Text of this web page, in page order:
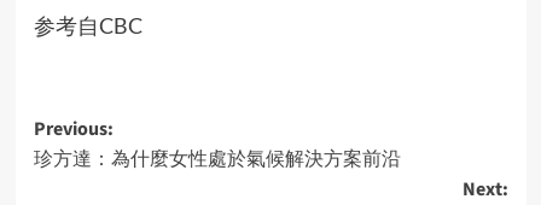
参考自CBC
Post
navigation
Previous:
珍方達：為什麼女性處於氣候解決方案前沿
Next: